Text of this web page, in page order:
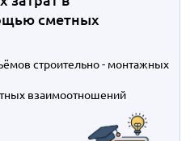
сметных
строительно - монтажных
взаимоотношений